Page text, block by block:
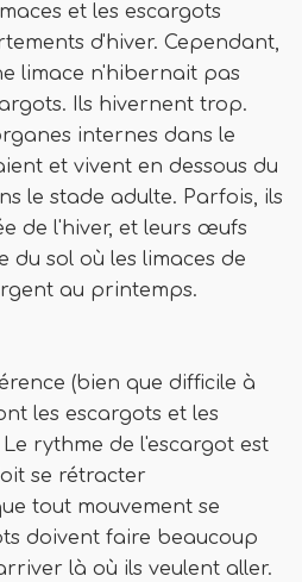
et les escargots
d'hiver. Cependant,
limace n'hibernait pas
Ils hivernent trop.
internes dans le
et vivent en dessous du
le stade adulte. Parfois, ils
de l'hiver, et leurs œufs
du sol où les limaces de
au printemps.
(bien que difficile à
les escargots et les
rythme de l'escargot est
se rétracter
tout mouvement se
doivent faire beaucoup
là où ils veulent aller.